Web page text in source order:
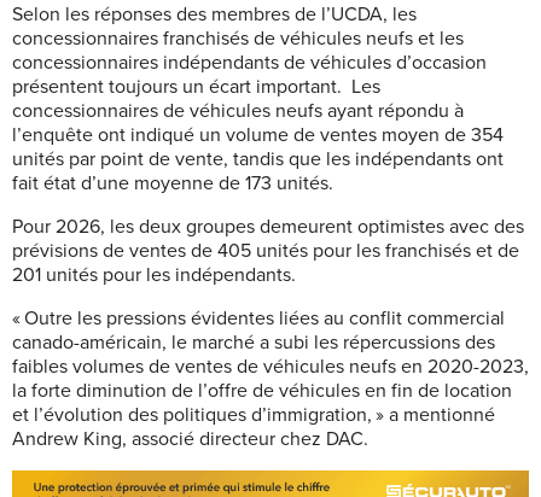
Selon les réponses des membres de l’UCDA, les
concessionnaires franchisés de véhicules neufs et les
concessionnaires indépendants de véhicules d’occasion
présentent toujours un écart important. Les
concessionnaires de véhicules neufs ayant répondu à
l’enquête ont indiqué un volume de ventes moyen de 354
unités par point de vente, tandis que les indépendants ont
fait état d’une moyenne de 173 unités.
Pour 2026, les deux groupes demeurent optimistes avec des
prévisions de ventes de 405 unités pour les franchisés et de
201 unités pour les indépendants.
« Outre les pressions évidentes liées au conflit commercial
canado-américain, le marché a subi les répercussions des
faibles volumes de ventes de véhicules neufs en 2020-2023,
la forte diminution de l’offre de véhicules en fin de location
et l’évolution des politiques d’immigration, » a mentionné
Andrew King, associé directeur chez DAC.